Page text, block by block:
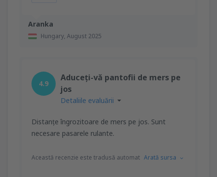
Aranka
Hungary, August 2025
4.9
Aduceți-vă pantofii de mers pe
jos
Detaliile evaluării
Distanțe îngrozitoare de mers pe jos. Sunt
necesare pasarele rulante.
Această recenzie este tradusă automat Arată sursa